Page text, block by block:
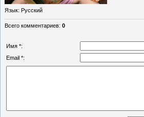
Язык: Русский
Всего комментариев: 0
Имя *:
Email *: